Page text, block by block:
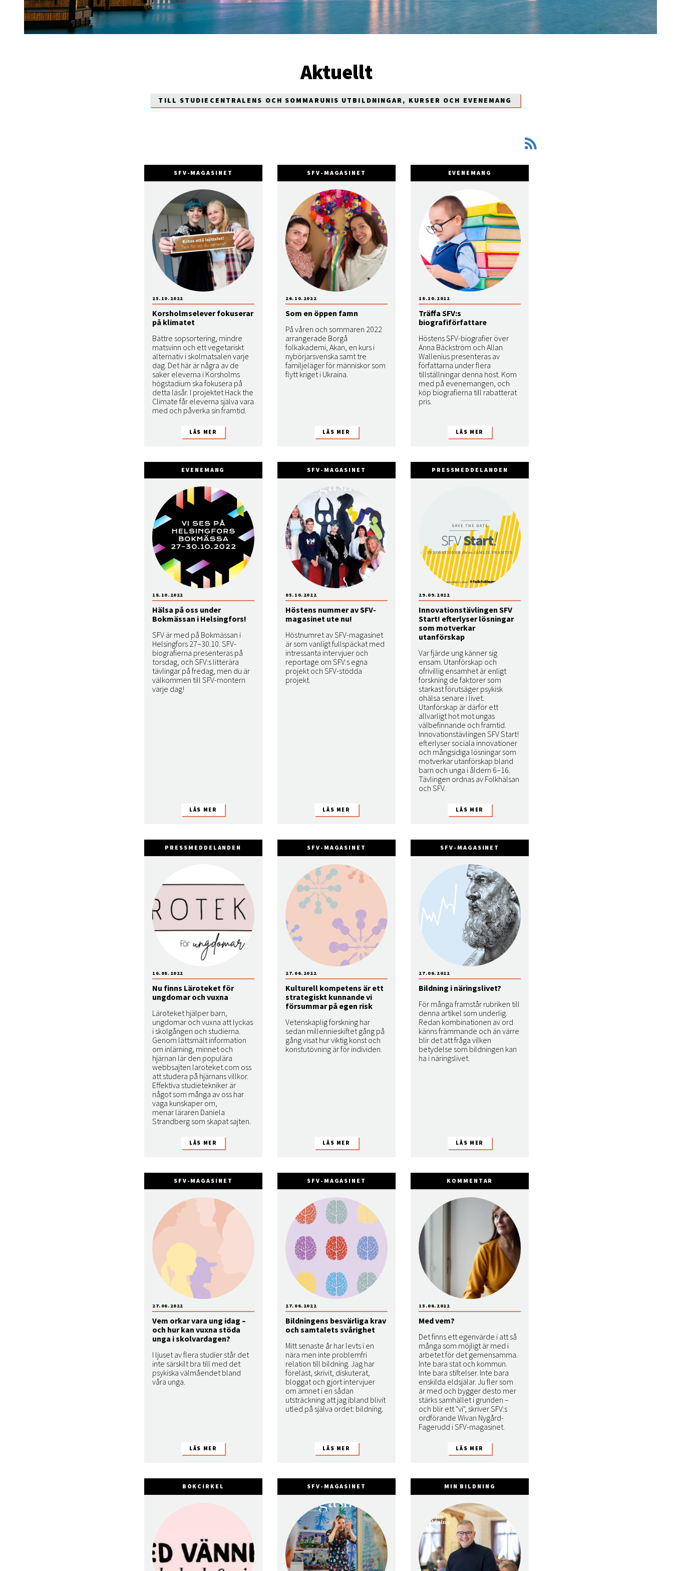
Aktuellt
TILL STUDIECENTRALENS OCH SOMMARUNIS UTBILDNINGAR, KURSER OCH EVENEMANG
SFV-MAGASINET
Korsholmselever fokuserar
på klimatet
Bättre sopsortering, mindre
matsvinn och ett vegetariskt
alternativ i skolmatsalen varje
dag. Det här är några av de
saker eleverna i Korsholms
högstadium ska fokusera på
detta läsår. I projektet Hack the
Climate får eleverna själva vara
med och påverka sin framtid.
25.10.2022
SFV-MAGASINET
Som en öppen famn
På våren och sommaren 2022
arrangerade Borgå
folkakademi, Akan, en kurs i
nybörjarsvenska samt tre
familjeläger för människor som
flytt kriget i Ukraina.
26.10.2022
EVENEMANG
Träffa SFV:s
biografiförfattare
Höstens SFV-biografier över
Anna Bäckström och Allan
Wallenius presenteras av
författarna under flera
tillställningar denna höst. Kom
med på evenemangen, och
köp biografierna till rabatterat
pris.
18.10.2022
EVENEMANG
Hälsa på oss under
Bokmässan i Helsingfors!
SFV är med på Bokmässan i
Helsingfors 27–30.10. SFV-
biografierna presenteras på
torsdag, och SFV:s litterära
tävlingar på fredag, men du är
välkommen till SFV-montern
varje dag!
18.10.2022
SFV-MAGASINET
Höstens nummer av SFV-
magasinet ute nu!
Höstnumret av SFV-magasinet
är som vanligt fullspäckat med
intressanta intervjuer och
reportage om SFV:s egna
projekt och SFV-stödda
projekt.
05.10.2022
PRESSMEDDELANDEN
Innovationstävlingen SFV
Start! efterlyser lösningar
som motverkar
utanförskap
Var fjärde ung känner sig
ensam. Utanförskap och
ofrivillig ensamhet är enligt
forskning de faktorer som
starkast förutsäger psykisk
ohälsa senare i livet.
Utanförskap är därför ett
allvarligt hot mot ungas
välbefinnande och framtid.
Innovationstävlingen SFV Start!
efterlyser sociala innovationer
och mångsidiga lösningar som
motverkar utanförskap bland
barn och unga i åldern 6–16.
Tävlingen ordnas av Folkhälsan
och SFV.
29.09.2022
PRESSMEDDELANDEN
Nu finns Läroteket för
ungdomar och vuxna
Läroteket hjälper barn,
ungdomar och vuxna att lyckas
i skolgången och studierna.
Genom lättsmält information
om inlärning, minnet och
hjärnan lär den populära
webbsajten laroteket.com oss
att studera på hjärnans villkor.
Effektiva studietekniker är
något som många av oss har
vaga kunskaper om,
menar läraren Daniela
Strandberg som skapat sajten.
16.08.2022
SFV-MAGASINET
Kulturell kompetens är ett
strategiskt kunnande vi
försummar på egen risk
Vetenskaplig forskning har
sedan millennieskiftet gång på
gång visat hur viktig konst och
konstutövning är för individen.
27.06.2022
SFV-MAGASINET
Bildning i näringslivet?
För många framstår rubriken till
denna artikel som underlig.
Redan kombinationen av ord
känns främmande och än värre
blir det att fråga vilken
betydelse som bildningen kan
ha i näringslivet.
27.06.2022
SFV-MAGASINET
Vem orkar vara ung idag –
och hur kan vuxna stöda
unga i skolvardagen?
I ljuset av flera studier står det
inte särskilt bra till med det
psykiska välmåendet bland
våra unga.
27.06.2022
SFV-MAGASINET
Bildningens besvärliga krav
och samtalets svårighet
Mitt senaste år har levts i en
nära men inte problemfri
relation till bildning. Jag har
föreläst, skrivit, diskuterat,
bloggat och gjort intervjuer
om ämnet i en sådan
utsträckning att jag ibland blivit
utled på själva ordet: bildning.
27.06.2022
KOMMENTAR
Med vem?
Det finns ett egenvärde i att så
många som möjligt är med i
arbetet för det gemensamma.
Inte bara stat och kommun.
Inte bara stiftelser. Inte bara
enskilda eldsjälar. Ju fler som
är med och bygger desto mer
stärks samhället i grunden –
och blir ett "vi", skriver SFV:s
ordförande Wivan Nygård-
Fagerudd i SFV-magasinet.
15.06.2022
BOKCIRKEL SFV-MAGASINET MIN BILDNING